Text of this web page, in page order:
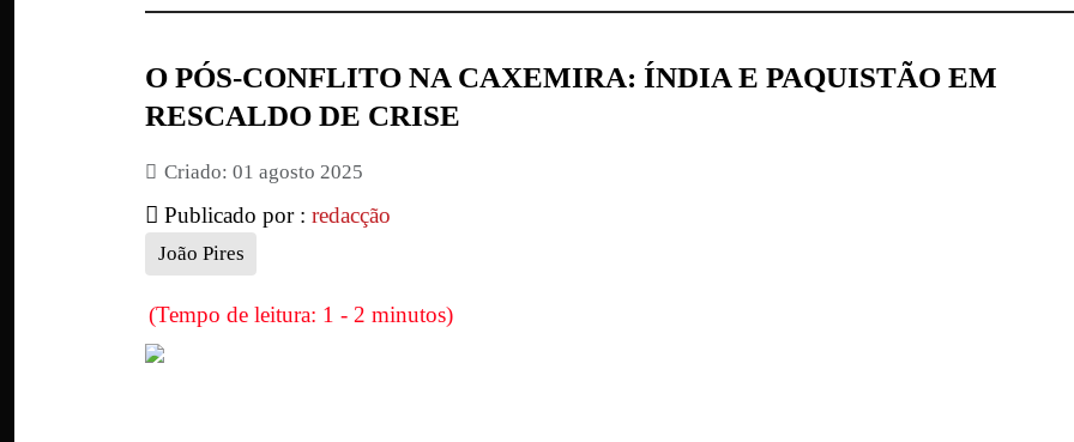
O PÓS-CONFLITO NA CAXEMIRA: ÍNDIA E PAQUISTÃO EM
RESCALDO DE CRISE
Criado: 01 agosto 2025
Publicado por : redacção
João Pires
(Tempo de leitura: 1 - 2 minutos)